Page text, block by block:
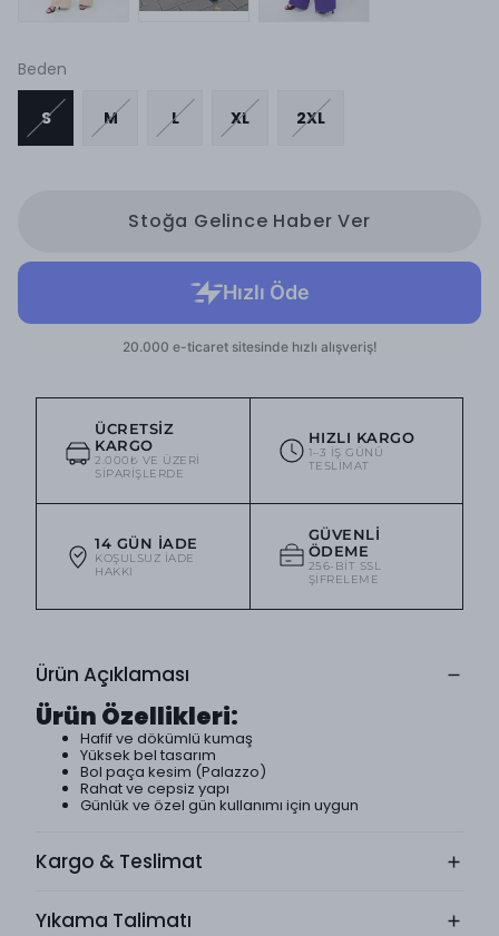
Beden
S M L XL 2XL
Stoğa Gelince Haber Ver
ÜCRETSIZ
KARGO
2.000₺ VE ÜZERI
SIPARIŞLERDE
HIZLI KARGO
1–3 IŞ GÜNÜ
TESLIMAT
14 GÜN İADE
KOŞULSUZ IADE
HAKKI
GÜVENLI
ÖDEME
256-BIT SSL
ŞIFRELEME
Ürün Açıklaması
Ürün Özellikleri:
Hafif ve dökümlü kumaş
Yüksek bel tasarım
Bol paça kesim (Palazzo)
Rahat ve cepsiz yapı
Günlük ve özel gün kullanımı için uygun
Kargo & Teslimat
Yıkama Talimatı